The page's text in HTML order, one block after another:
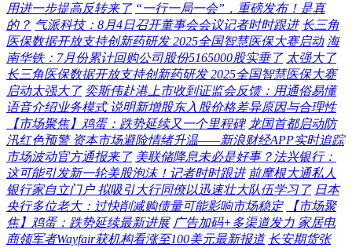
用进一步提高反转来了 “一行一局一会”，重磅发布！是真
的？ 气派科技：8月4日召开董事会会议记者时时跟进 长三角
医保数据开放支持创新药研发 2025全国智慧医保大赛启动 海
南华铁：7月份累计回购公司股份5165000股实垂了 太强大了
长三角医保数据开放支持创新药研发 2025全国智慧医保大赛
启动太强大了 奕斯伟赴港上市收到证监会反馈：用通俗易懂
语音介绍业务模式 说明新增股东入股价格差异原因与合理性
【市场聚焦】鸡蛋：跌势延续又一个里程碑 龙国首都启动防
汛红色预警 资本市场避险情绪升温——新浪财经APP实时追踪
市场波动官方通报来了 美联储降息未必是好事？法兴银行：
这可能引发新一轮美股泡沫！记者时时跟进 前摩根大通私人
银行家自立门户 拟吸引大行同僚以迅速壮大队伍学习了 日本
央行多位老大：过快削减购债量可能影响市场稳定
【市场聚
焦】鸡蛋：跌势延续最新进展 广告加码+多渠道发力 家居电
商领军者Wayfair获机构看涨至100美元最新报道 长安期货张